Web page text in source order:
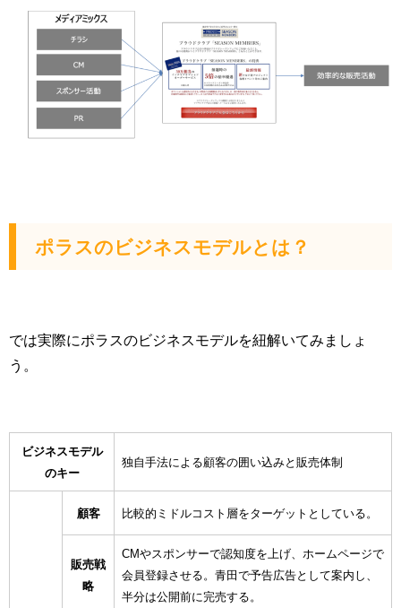
ポラスのビジネスモデルとは？
では実際にポラスのビジネスモデルを紐解いてみましょ
う。
ビジネスモデル
のキー
独自手法による顧客の囲い込みと販売体制
顧客 比較的ミドルコスト層をターゲットとしている。
販売戦
略
CMやスポンサーで認知度を上げ、ホームページで
会員登録させる。 青田で予告広告として案内し、
半分は公開前に完売する。